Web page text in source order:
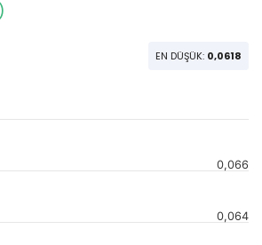
EN DÜŞÜK: 0,0618
0,064
0,066